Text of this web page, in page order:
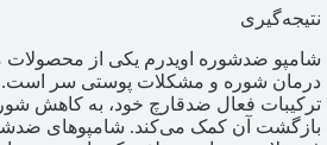
نتیجه‌گیری
شامپو ضدشوره اویدرم یکی از محصولات
درمان شوره و مشکلات پوستی سر است.
ترکیبات فعال ضدقارچ خود، به کاهش
بازگشت آن کمک می‌کند. شامپوهای